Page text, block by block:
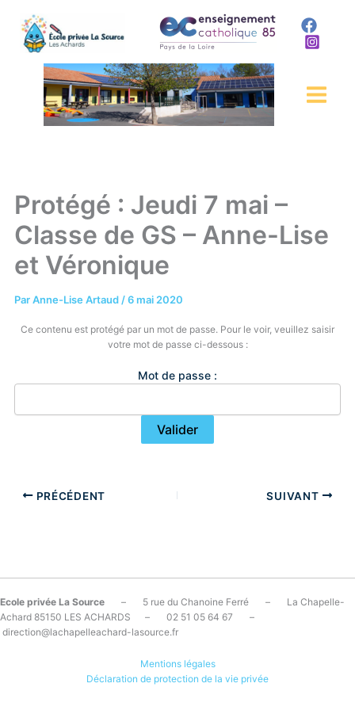
contenu
Protégé : Jeudi 7 mai –
Classe de GS – Anne-Lise
et Véronique
ParAnne-Lise Artaud /6 mai 2020
Ce contenu est protégé par un mot de passe. Pour le voir, veuillez saisir
votre mot de passe ci-dessous :
Mot de passe :
PRÉCÉDENT SUIVANT
Ecole privée La Source – 5 rue du Chanoine Ferré – La Chapelle-
Achard 85150 LES ACHARDS – 02 51 05 64 67 –
direction@lachapelleachard-lasource.fr
Mentions légales
Déclaration de protection de la vie privée